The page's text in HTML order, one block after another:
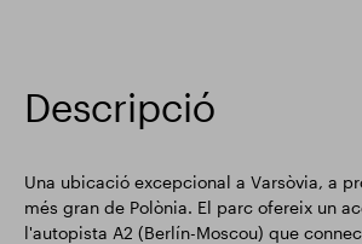
Descripció
Una ubicació excepcional a Varsòvia, a
més gran de Polònia. El parc ofereix un
l'autopista A2 (Berlín-Moscou) que